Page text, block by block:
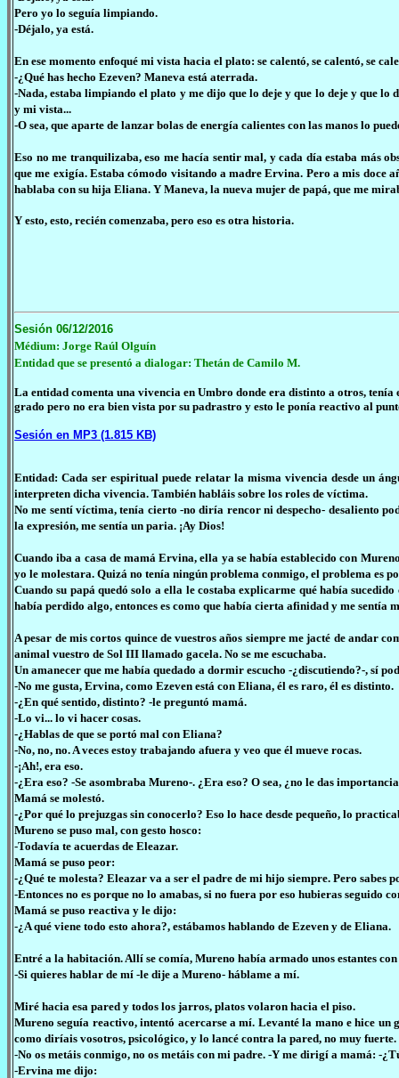
Pero yo lo seguía limpiando.
-Déjalo, ya está.
En ese momento enfoqué mi vista hacia el plato: se calentó, se calentó, se
-¿Qué has hecho Ezeven? Maneva está aterrada.
-Nada, estaba limpiando el plato y me dijo que lo deje y que lo deje y que
y mi vista...
-O sea, que aparte de lanzar bolas de energía calientes con las manos lo
Eso no me tranquilizaba, eso me hacía sentir mal, y cada día estaba más
que me exigía. Estaba cómodo visitando a madre Ervina. Pero a mis doce
hablaba con su hija Eliana. Y Maneva, la nueva mujer de papá, que me
Y esto, esto, recién comenzaba, pero eso es otra historia.
Sesión 06/12/2016
Médium: Jorge Raúl Olguín
Entidad que se presentó a dialogar: Thetán de Camilo M.
La entidad comenta una vivencia en Umbro donde era distinto a otros,
grado pero no era bien vista por su padrastro y esto le ponía reactivo al
Sesión en MP3 (1.815 KB)
Entidad: Cada ser espiritual puede relatar la misma vivencia desde un
interpreten dicha vivencia. También habláis sobre los roles de víctima.
No me sentí víctima, tenía cierto -no diría rencor ni despecho- desaliento
la expresión, me sentía un paria. ¡Ay Dios!
Cuando iba a casa de mamá Ervina, ella ya se había establecido con
yo le molestara. Quizá no tenía ningún problema conmigo, el problema es
Cuando su papá quedó solo a ella le costaba explicarme qué había
había perdido algo, entonces es como que había cierta afinidad y me sentía
A pesar de mis cortos quince de vuestros años siempre me jacté de andar
animal vuestro de Sol III llamado gacela. No se me escuchaba.
Un amanecer que me había quedado a dormir escucho -¿discutiendo?-, sí
-No me gusta, Ervina, como Ezeven está con Eliana, él es raro, él es distinto.
-¿En qué sentido, distinto? -le preguntó mamá.
-Lo vi... lo vi hacer cosas.
-¿Hablas de que se portó mal con Eliana?
-No, no, no. A veces estoy trabajando afuera y veo que él mueve rocas.
-¡Ah!, era eso.
-¿Era eso? -Se asombraba Mureno-. ¿Era eso? O sea, ¿no le das
Mamá se molestó.
-¿Por qué lo prejuzgas sin conocerlo? Eso lo hace desde pequeño, lo
Mureno se puso mal, con gesto hosco:
-Todavía te acuerdas de Eleazar.
Mamá se puso peor:
-¿Qué te molesta? Eleazar va a ser el padre de mi hijo siempre. Pero sabes
-Entonces no es porque no lo amabas, si no fuera por eso hubieras seguido
Mamá se puso reactiva y le dijo:
-¿A qué viene todo esto ahora?, estábamos hablando de Ezeven y de Eliana.
Entré a la habitación. Allí se comía, Mureno había armado unos estantes
-Si quieres hablar de mí -le dije a Mureno- háblame a mí.
Miré hacia esa pared y todos los jarros, platos volaron hacia el piso.
Mureno seguía reactivo, intentó acercarse a mí. Levanté la mano e hice
como diríais vosotros, psicológico, y lo lancé contra la pared, no muy fuerte.
-No os metáis conmigo, no os metáis con mi padre. -Y me dirigí a mamá: -
-Ervina me dijo: